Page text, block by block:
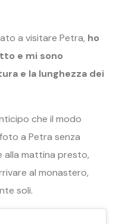
a visitare Petra, ho
e mi sono
e la lunghezza dei
che il modo
a Petra senza
mattina presto,
al monastero,
soli.